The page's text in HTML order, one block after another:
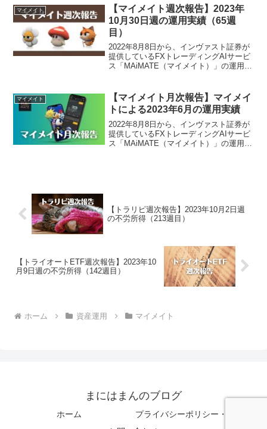
いました。マイメイト運用実績（37...
マイメイト
【マイメイト週次報告】2023年
10月30日週の運用実績（65週
目）
2022年8月8日から、インヴァスト証券が
提供しているFXトレーディングAIサービ
ス「MAiMATE（マイメイト）」の運用を
ざいました。マイメイト運用実績...
マイメイト
【マイメイト月次報告】マイメイ
トによる2023年6月の運用実績
2022年8月8日から、インヴァスト証券が
提供しているFXトレーディングAIサービ
ス「MAiMATE（マイメイト）」の運用を
【トラリピ週次報告】2023年10月2日週
の不労所得（213週目）
【トライオートETF週次報告】2023年10
月9日週の不労所得（142週目）
ホーム 資産運用 マイメイト
まにはまんのブログ
ホーム
プライバシーポリシー・免責事項